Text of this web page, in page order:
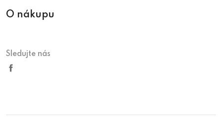
O nákupu
Sledujte nás